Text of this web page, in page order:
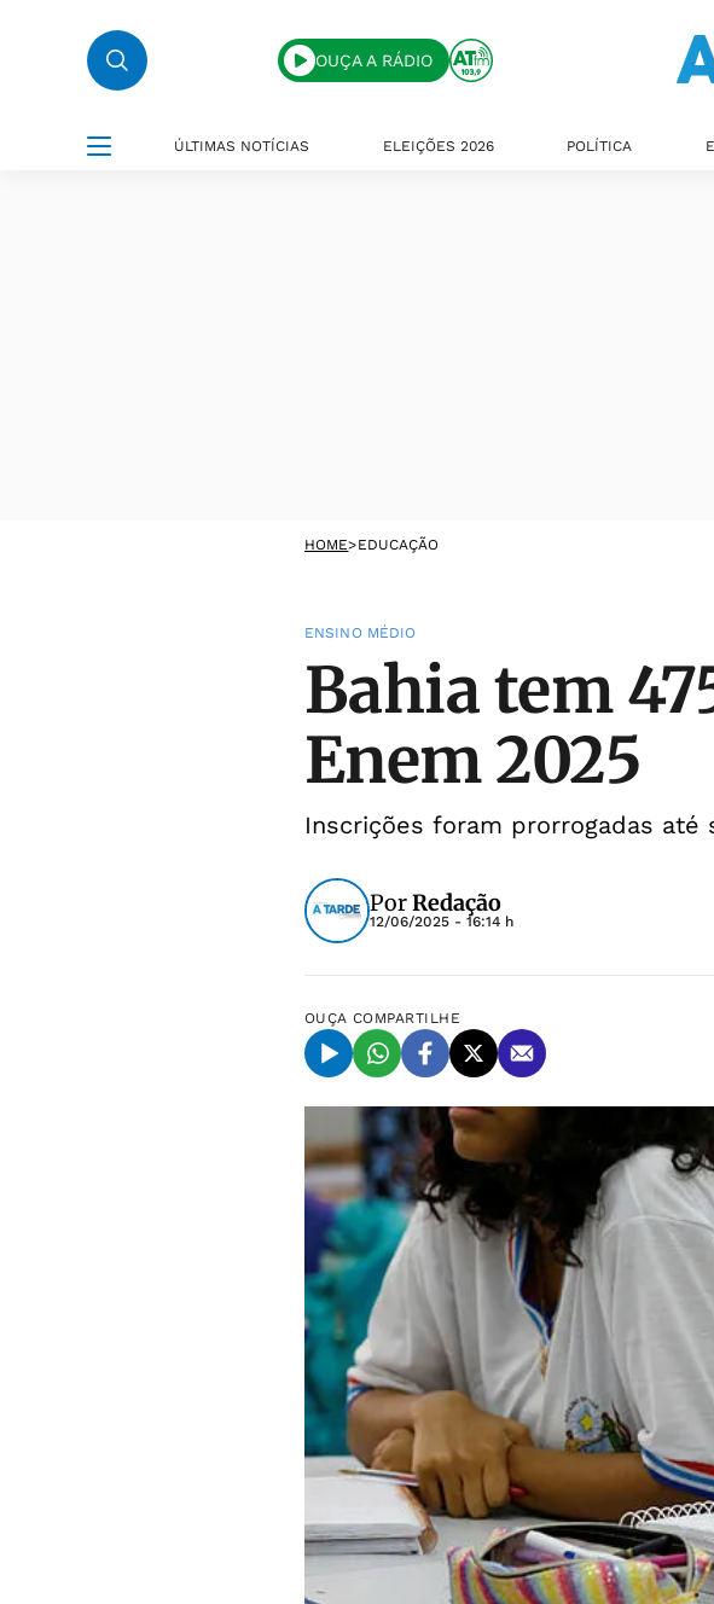
OUÇA A RÁDIO
ÚLTIMAS NOTÍCIAS ELEIÇÕES 2026 POLÍTICA
HOME>EDUCAÇÃO
ENSINO MÉDIO
Bahia tem
Enem 2025
Inscrições foram prorrogadas até
PorRedação
12/06/2025 - 16:14 h
OUÇA COMPARTILHE